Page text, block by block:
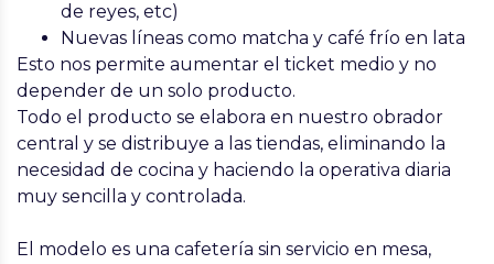
de reyes, etc)
Nuevas líneas como matcha y café frío en lata
Esto nos permite aumentar el ticket medio y no
depender de un solo producto.
Todo el producto se elabora en nuestro obrador
central y se distribuye a las tiendas, eliminando la
necesidad de cocina y haciendo la operativa diaria
muy sencilla y controlada.
El modelo es una cafetería sin servicio en mesa,